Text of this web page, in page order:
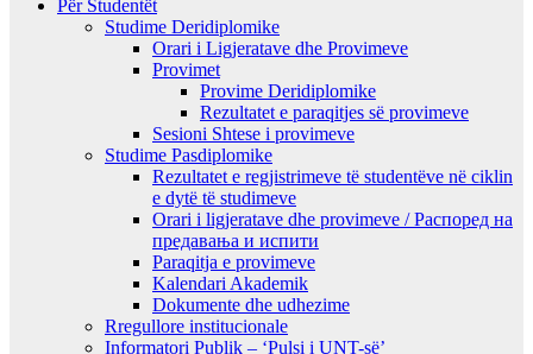
Për Studentët
Studime Deridiplomike
Orari i Ligjeratave dhe Provimeve
Provimet
Provime Deridiplomike
Rezultatet e paraqitjes së provimeve
Sesioni Shtese i provimeve
Studime Pasdiplomike
Rezultatet e regjistrimeve të studentëve në ciklin
e dytë të studimeve
Orari i ligjeratave dhe provimeve / Распоред на
предавањa и испити
Paraqitja e provimeve
Kalendari Akademik
Dokumente dhe udhezime
Rregullore institucionale
Informatori Publik – ‘Pulsi i UNT-së’